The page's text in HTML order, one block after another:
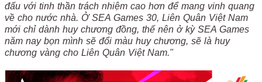
đấu với tinh thần trách nhiệm cao hơn để mang vinh quang
về cho nước nhà. Ở SEA Games 30, Liên Quân Việt Nam
mới chỉ dành huy chương đồng, thế nên ở kỳ SEA Games
năm nay bọn mình sẽ đổi màu huy chương, sẽ là huy
chương vàng cho Liên Quân Việt Nam."